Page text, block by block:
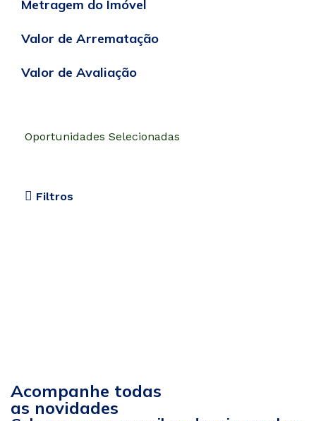
Metragem do Imóvel
Valor de Arrematação
Valor de Avaliação
Oportunidades Selecionadas
Filtros
Acompanhe todas
as novidades